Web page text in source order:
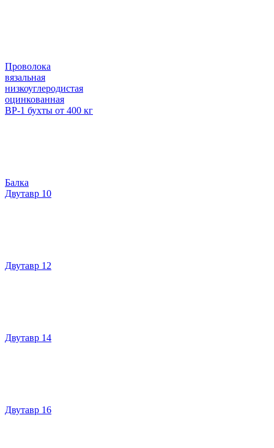
Проволока
вязальная
низкоуглеродистая
оцинкованная
ВР-1 бухты от 400 кг
Балка
Двутавр 10
Двутавр 12
Двутавр 14
Двутавр 16